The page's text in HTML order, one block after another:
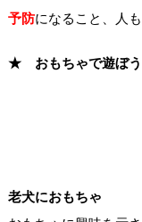
予防になること、人
★ おもちゃで遊ぼう
老犬におもちゃ